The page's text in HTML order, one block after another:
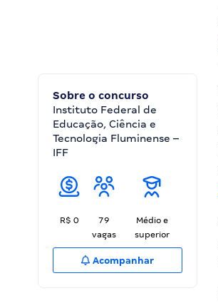
Sobre o concurso
Instituto Federal de
Educação, Ciência e
Tecnologia Fluminense –
IFF
R$ 0
79
vagas
Médio e
superior
Acompanhar